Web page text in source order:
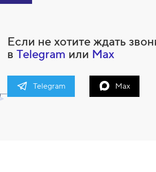
Если не хотите ждать
в Telegram или Max
Telegram Max